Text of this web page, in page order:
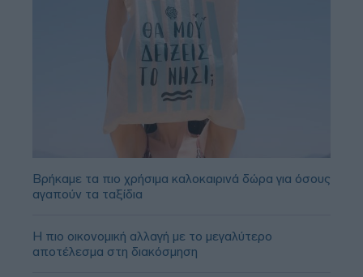
Βρήκαμε τα πιο χρήσιμα καλοκαιρινά δώρα για όσους
αγαπούν τα ταξίδια
Η πιο οικονομική αλλαγή με το μεγαλύτερο
αποτέλεσμα στη διακόσμηση